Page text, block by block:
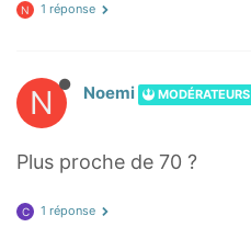
N 1 réponse
N Noemi MODÉRATEURS
Plus proche de 70 ?
C 1 réponse